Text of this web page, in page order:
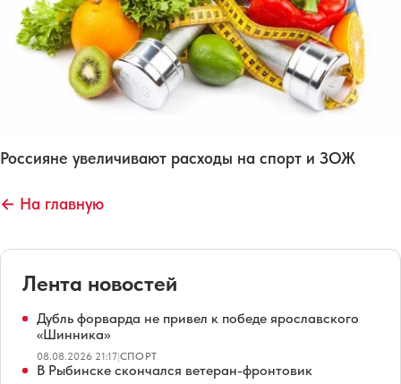
Россияне увеличивают расходы на спорт и ЗОЖ
← На главную
Лента новостей
Дубль форварда не привел к победе ярославского
«Шинника»
08.08.2026 21:17|СПОРТ
В Рыбинске скончался ветеран-фронтовик